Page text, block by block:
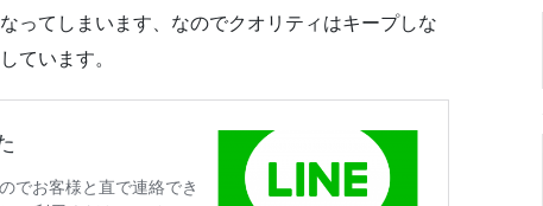
ってしまいます、なのでクオリティはキープしな
ています。